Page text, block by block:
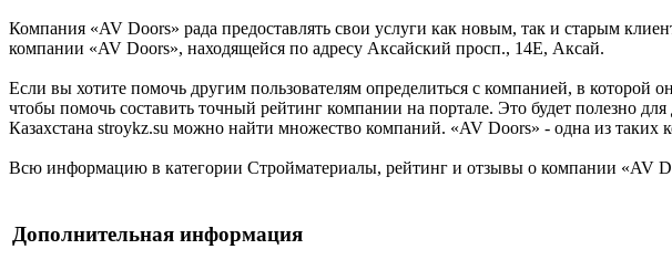
Компания «AV Doors» рада предоставлять свои услуги как новым, так и старым
компании «AV Doors», находящейся по адресу Аксайский просп., 14Е, Аксай.
Если вы хотите помочь другим пользователям определиться с компанией, в которой
чтобы помочь составить точный рейтинг компании на портале. Это будет полезно
Казахстана stroykz.su можно найти множество компаний. «AV Doors» - одна из таких
Всю информацию в категории Стройматериалы, рейтинг и отзывы о компании «AV
Дополнительная информация